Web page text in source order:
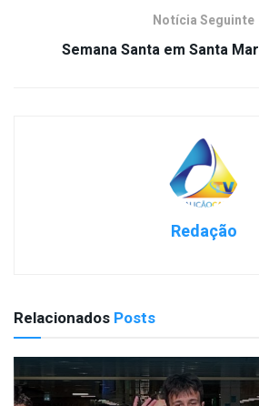
Notícia Seguinte
Semana Santa em Santa
Redação
Relacionados Posts